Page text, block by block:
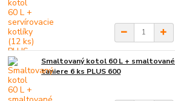
Smaltovaný kotol 60 L + smaltované
taniere 6 ks PLUS 600